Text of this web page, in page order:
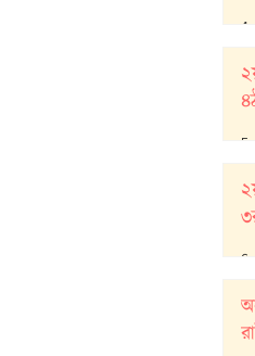
4
5
6